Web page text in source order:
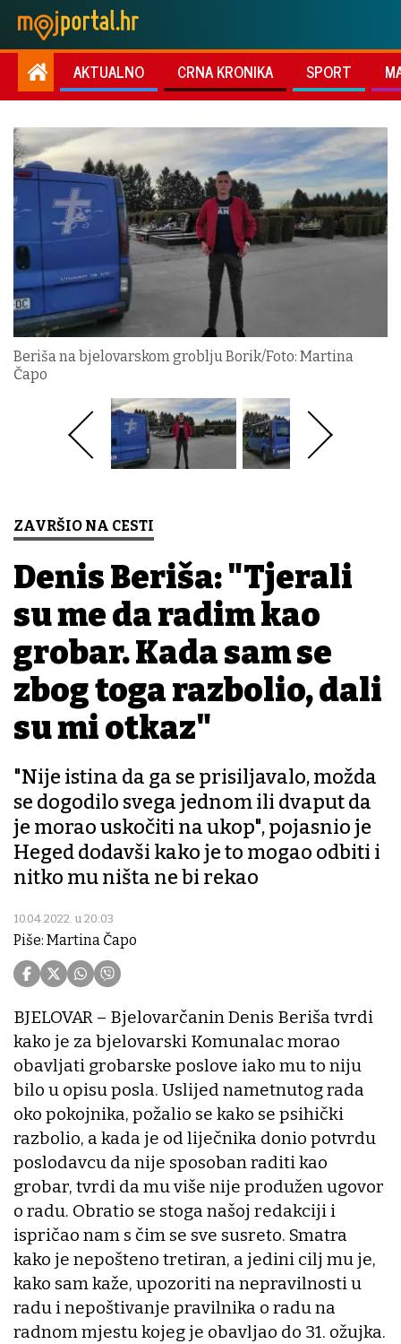
AKTUALNO CRNA KRONIKA SPORT
Beriša na bjelovarskom groblju Borik/Foto: Martina
Čapo
ZAVRŠIO NA CESTI
Denis Beriša: "Tjerali
su me da radim kao
grobar. Kada sam se
zbog toga razbolio, dali
su mi otkaz"
"Nije istina da ga se prisiljavalo, možda
se dogodilo svega jednom ili dvaput da
je morao uskočiti na ukop", pojasnio je
Heged dodavši kako je to mogao odbiti i
nitko mu ništa ne bi rekao
10.04.2022. u 20:03
Piše: Martina Čapo
BJELOVAR – Bjelovarčanin Denis Beriša tvrdi
kako je za bjelovarski Komunalac morao
obavljati grobarske poslove iako mu to niju
bilo u opisu posla. Uslijed nametnutog rada
oko pokojnika, požalio se kako se psihički
razbolio, a kada je od liječnika donio potvrdu
poslodavcu da nije sposoban raditi kao
grobar, tvrdi da mu više nije produžen ugovor
o radu. Obratio se stoga našoj redakciji i
ispričao nam s čim se sve susreto. Smatra
kako je nepošteno tretiran, a jedini cilj mu je,
kako sam kaže, upozoriti na nepravilnosti u
radu i nepoštivanje pravilnika o radu na
radnom mjestu kojeg je obavljao do 31. ožujka.